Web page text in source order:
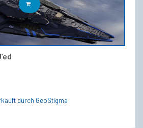
IN DEN WARENKORB
durch GeoStigma